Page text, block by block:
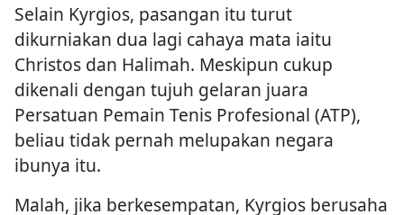
Selain Kyrgios, pasangan itu turut
dikurniakan dua lagi cahaya mata iaitu
Christos dan Halimah. Meskipun cukup
dikenali dengan tujuh gelaran juara
Persatuan Pemain Tenis Profesional (ATP),
beliau tidak pernah melupakan negara
ibunya itu.
Malah, jika berkesempatan, Kyrgios berusaha